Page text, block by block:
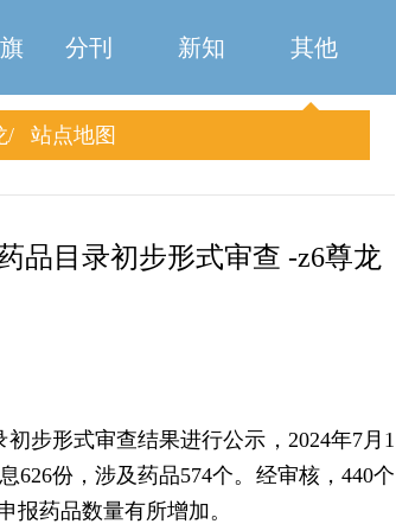
分刊 新知 其他
站点地图
品目录初步形式审查 -z6尊龙
步形式审查结果进行公示，2024年7月1
626份，涉及药品574个。经审核，440个
报药品数量有所增加。